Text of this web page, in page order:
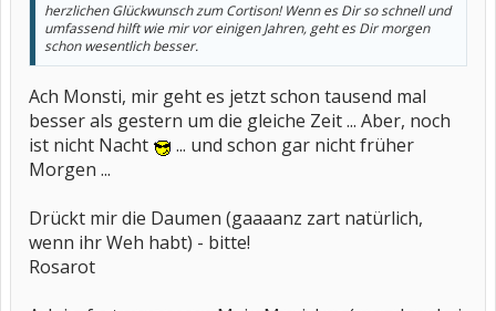
herzlichen Glückwunsch zum Cortison! Wenn es Dir so schnell und
umfassend hilft wie mir vor einigen Jahren, geht es Dir morgen
schon wesentlich besser.
Ach Monsti, mir geht es jetzt schon tausend mal
besser als gestern um die gleiche Zeit ... Aber, noch
ist nicht Nacht
... und schon gar nicht früher
Morgen ...
Drückt mir die Daumen (gaaaanz zart natürlich,
wenn ihr Weh habt) - bitte!
Rosarot